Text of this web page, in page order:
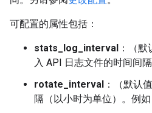
可配置的属性包括：
stats_log_interval ：（
入 API 日志文件的时间间
rotate_interval ：（默认
隔（以小时为单位）。例如